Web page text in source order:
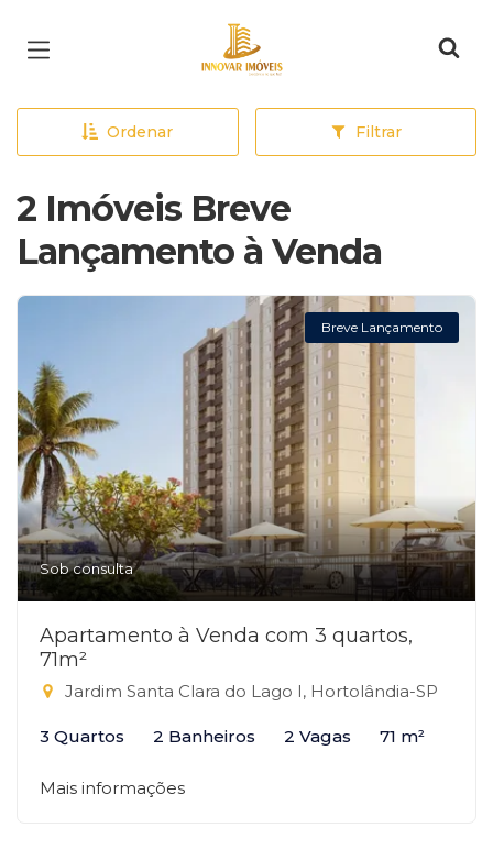
Página inicial
Ordenar Filtrar
2 Imóveis Breve
Lançamento à Venda
Breve Lançamento
Sob consulta
Apartamento à Venda com 3 quartos,
71m²
Jardim Santa Clara do Lago I, Hortolândia-SP
3 Quartos 2 Banheiros 2 Vagas 71 m²
Mais informações